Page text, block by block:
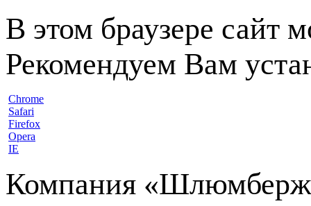
В этом браузере сайт
Рекомендуем Вам
Chrome
Safari
Firefox
Opera
IE
Компания